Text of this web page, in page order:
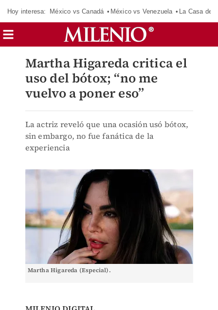
Hoy interesa: México vs Canadá México vs Venezuela La Casa de
Martha Higareda critica el
uso del bótox; “no me
vuelvo a poner eso”
La actriz reveló que una ocasión usó bótox,
sin embargo, no fue fanática de la
experiencia
Martha Higareda (Especial).